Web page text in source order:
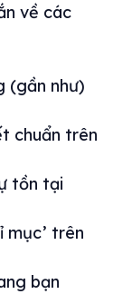
về các
(gần như)
chuẩn trên
tồn tại
mục’ trên
bạn